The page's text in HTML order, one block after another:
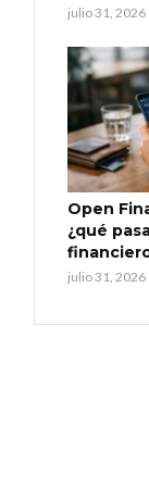
julio 31, 2026
Open
¿qué
julio 31, 2026